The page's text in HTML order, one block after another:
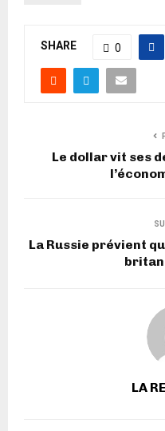
SHARE 0
Le dollar vit ses
La Russie prévient
LA